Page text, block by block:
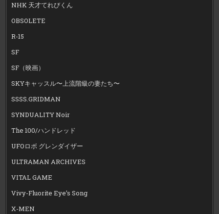
NHK 天才てれびくん
OBSOLETE
R-15
SF
SF（映画）
SKYキャッスル〜上流階級の妻たち〜
SSSS.GRIDMAN
SYNDUALITY Noir
The 100/ハンドレッド
UFOロボ グレンダイザー
ULTRAMAN ARCHIVES
VITAL GAME
Vivy-Fluorite Eye’s Song
X-MEN